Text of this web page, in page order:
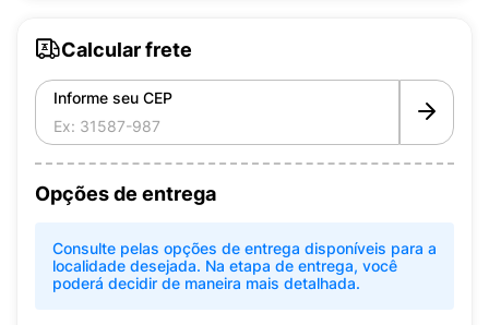
Calcular frete
Informe seu CEP
Opções de entrega
Consulte pelas opções de entrega disponíveis para a
localidade desejada. Na etapa de entrega, você
poderá decidir de maneira mais detalhada.